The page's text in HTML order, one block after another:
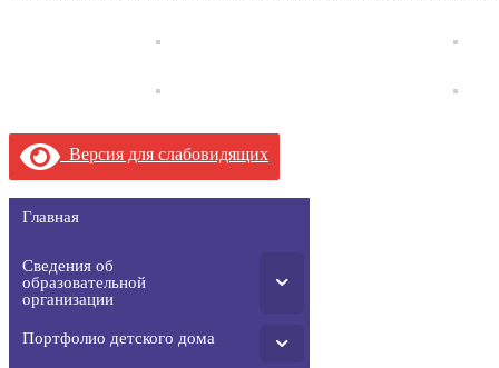
Версия для слабовидящих
Главная
Сведения об
образовательной
организации
Портфолио детского дома